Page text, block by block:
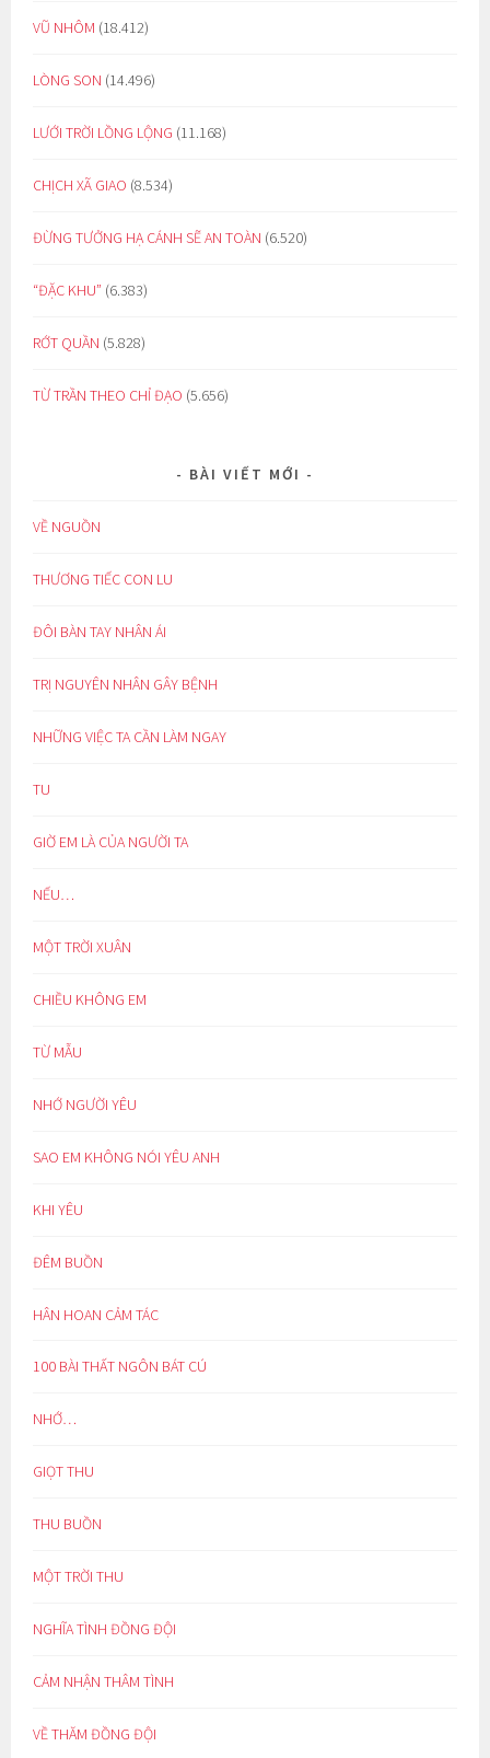
VŨ NHÔM (18.412)
LÒNG SON (14.496)
LƯỚI TRỜI LỒNG LỘNG (11.168)
CHỊCH XÃ GIAO (8.534)
ĐỪNG TƯỞNG HẠ CÁNH SẼ AN TOÀN (6.520)
“ĐẶC KHU” (6.383)
RỚT QUẦN (5.828)
TỪ TRẦN THEO CHỈ ĐẠO (5.656)
BÀI VIẾT MỚI
VỀ NGUỒN
THƯƠNG TIẾC CON LU
ĐÔI BÀN TAY NHÂN ÁI
TRỊ NGUYÊN NHÂN GÂY BỆNH
NHỮNG VIỆC TA CẦN LÀM NGAY
TU
GIỜ EM LÀ CỦA NGƯỜI TA
NẾU…
MỘT TRỜI XUÂN
CHIỀU KHÔNG EM
TỪ MẪU
NHỚ NGƯỜI YÊU
SAO EM KHÔNG NÓI YÊU ANH
KHI YÊU
ĐÊM BUỒN
HÂN HOAN CẢM TÁC
100 BÀI THẤT NGÔN BÁT CÚ
NHỚ…
GIỌT THU
THU BUỒN
MỘT TRỜI THU
NGHĨA TÌNH ĐỒNG ĐỘI
CẢM NHẬN THÂM TÌNH
VỀ THĂM ĐỒNG ĐỘI